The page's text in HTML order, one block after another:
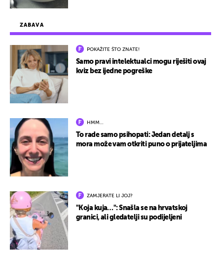
ZABAVA
POKAŽITE ŠTO ZNATE!
Samo pravi intelektualci mogu riješiti ovaj
kviz bez ijedne pogreške
HMM…
To rade samo psihopati: Jedan detalj s
mora može vam otkriti puno o prijateljima
ZAMJERATE LI JOJ?
"Koja kuja…": Snašla se na hrvatskoj
granici, ali gledatelji su podijeljeni